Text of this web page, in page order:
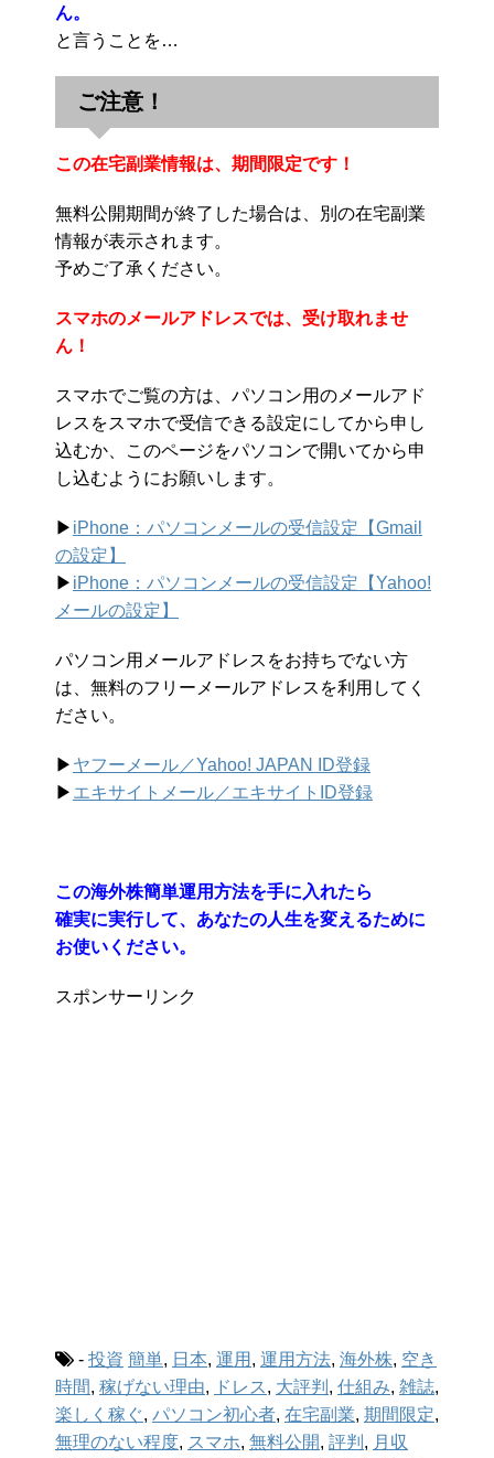
ん。
と言うことを…
ご注意！
この在宅副業情報は、期間限定です！
無料公開期間が終了した場合は、別の在宅副業
情報が表示されます。
予めご了承ください。
スマホのメールアドレスでは、受け取れませ
ん！
スマホでご覧の方は、パソコン用のメールアド
レスをスマホで受信できる設定にしてから申し
込むか、このページをパソコンで開いてから申
し込むようにお願いします。
▶︎ iPhone：パソコンメールの受信設定【Gmail
の設定】
▶︎ iPhone：パソコンメールの受信設定【Yahoo!
メールの設定】
パソコン用メールアドレスをお持ちでない方
は、無料のフリーメールアドレスを利用してく
ださい。
▶︎ ヤフーメール／Yahoo! JAPAN ID登録
▶︎ エキサイトメール／エキサイトID登録
この海外株簡単運用方法を手に入れたら
確実に実行して、あなたの人生を変えるために
お使いください。
スポンサーリンク
- 投資 簡単, 日本, 運用 , 運用方法, 海外株, 空き
時間, 稼げない理由, ドレス , 大評判 , 仕組み, 雑誌,
楽しく稼ぐ, パソコン初心者, 在宅副業, 期間限定,
無理のない程度, スマホ, 無料公開, 評判 , 月収